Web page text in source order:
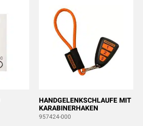
HANDGELENKSCHLAUFE MIT
KARABINERHAKEN
957424-000